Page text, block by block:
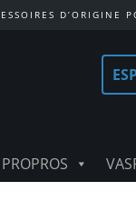
D’ORIGINE